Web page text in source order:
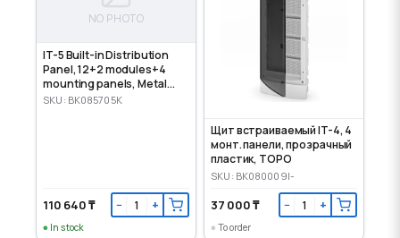
NO PHOTO
IT-5 Built-in Distribution
Panel, 12+2 modules+4
mounting panels, Metal
door
SKU: BK085705K
110 640 ₸ − +
In stock
Щит встраиваемый IT-4, 4
монт. панели, прозрачный
пластик, TOPO
SKU: BK080009I-
37 000 ₸ − +
To order